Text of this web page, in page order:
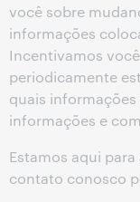
você sobre
informações
Incentivamos
periodicamente
quais
informações e
Estamos aqui
contato conosco